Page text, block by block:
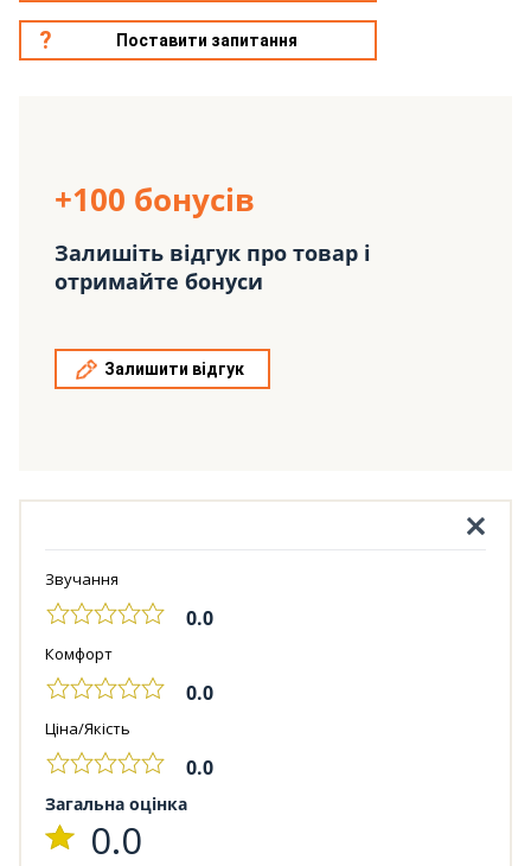
Поставити запитання
+100 бонусів
Залишіть відгук про товар і
отримайте бонуси
Залишити відгук
Звучання
0.0
Комфорт
0.0
Ціна/Якість
0.0
Загальна оцінка
0.0